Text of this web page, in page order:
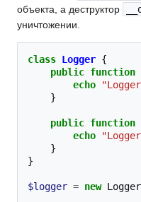
объекта, а деструктор
уничтожении.
class Logger {
public function
echo
}
public function
echo
}
}
$logger = new Logger